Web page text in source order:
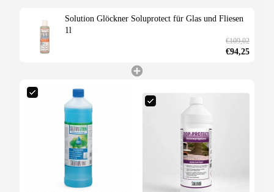
Solution Glöckner Soluprotect für Glas und Fliesen
1l
€109,02
€94,25